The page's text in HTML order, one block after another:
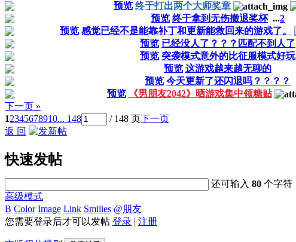
预览 终于打出两个大师奖章
预览 终于拿到无伤撤退奖杯 ...2
预览 感觉已经不是能靠补丁和更新能救回来的游戏了。
预览 已经没人了？？？匹配不到人了
预览 突袭模式意外的比征服模式好玩
预览 这游戏越来越无聊的
预览 今天更新了还闪退吗？？？？
预览
《男朋友2042》晒游戏集中领糖贴
下一页 »
12345678910... 148 / 148 页下一页
返 回
快速发帖
还可输入80 个字符
高级模式
B Color Image Link Smilies @朋友
您需要登录后才可以发帖 登录 | 注册